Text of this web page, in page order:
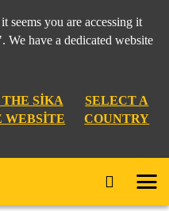
seems you are accessing it
have a dedicated website
THE SIKA
WEBSITE
SELECT A
COUNTRY
3